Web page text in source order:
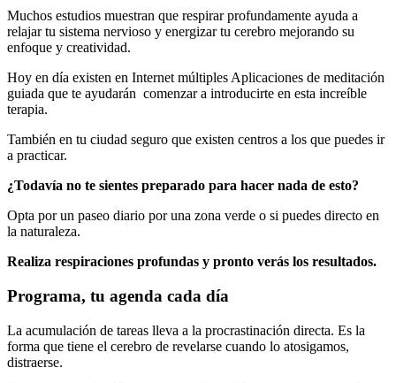
Muchos estudios muestran que respirar profundamente ayuda a
relajar tu sistema nervioso y energizar tu cerebro mejorando su
enfoque y creatividad.
Hoy en día existen en Internet múltiples Aplicaciones de meditación
guiada que te ayudarán comenzar a introducirte en esta increíble
terapia.
También en tu ciudad seguro que existen centros a los que puedes ir
a practicar.
¿Todavía no te sientes preparado para hacer nada de esto?
Opta por un paseo diario por una zona verde o si puedes directo en
la naturaleza.
Realiza respiraciones profundas y pronto verás los resultados.
Programa, tu agenda cada día
La acumulación de tareas lleva a la procrastinación directa. Es la
forma que tiene el cerebro de revelarse cuando lo atosigamos,
distraerse.